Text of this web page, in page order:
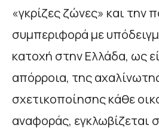
«γκρίζες ζώνες» και την
συμπεριφορά με
κατοχή στην Ελλάδα, ως
απόρροια, της
σχετικοποίησης κάθε
αναφοράς, εγκλωβίζεται